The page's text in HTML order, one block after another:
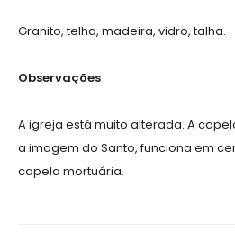
Granito, telha, madeira, vidro, talha.
Observações
A igreja está muito alterada. A
a imagem do Santo, funciona em
capela mortuária.